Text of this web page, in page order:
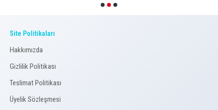
Site Politikaları
Hakkımızda
Gizlilik Politikası
Teslimat Politikası
Üyelik Sözleşmesi